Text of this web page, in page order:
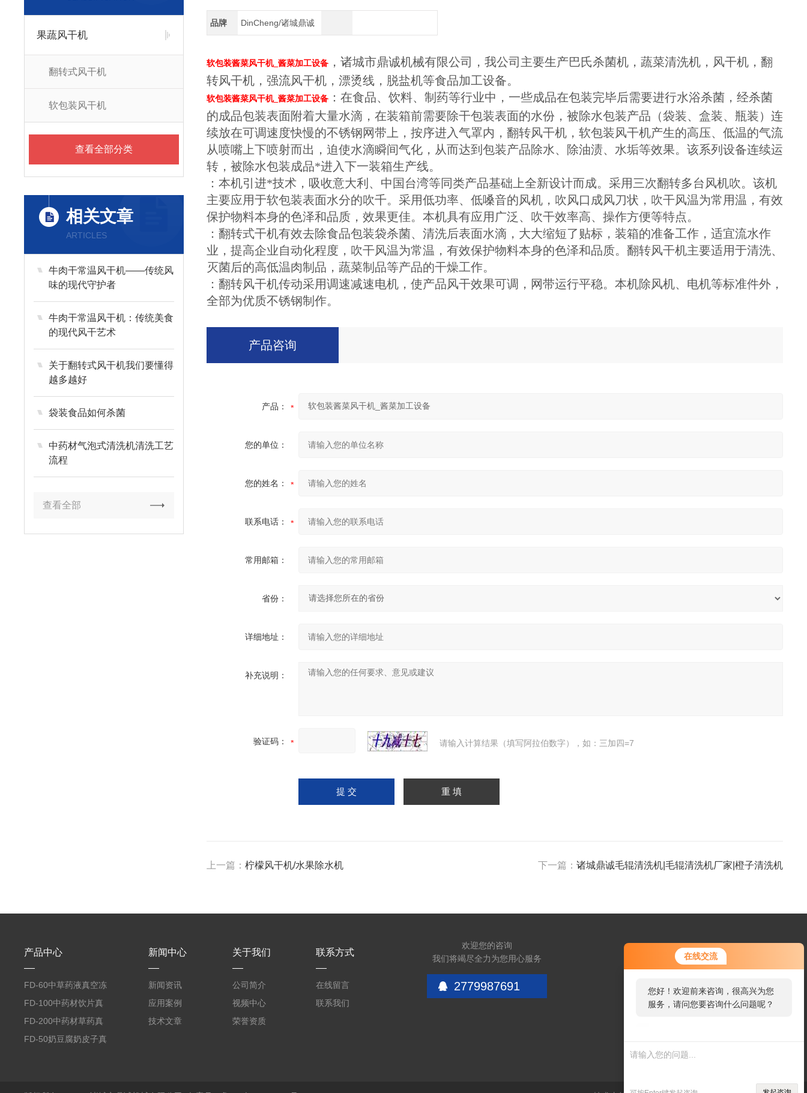
在线交流
您好！欢迎前来咨询，很高兴为您
服务，请问您要咨询什么问题呢？
您好，看您停留很久了，是否找到
了需求产品，您可以直接在线与我
果蔬风干机
翻转式风干机
软包装风干机
查看全部分类
相关文章
ARTICLES
牛肉干常温风干机——传统风
味的现代守护者
牛肉干常温风干机：传统美食
的现代风干艺术
关于翻转式风干机我们要懂得
越多越好
袋装食品如何杀菌
中药材气泡式清洗机清洗工艺
流程
查看全部
品牌 DinCheng/诸城鼎诚
软包装酱菜风干机_酱菜加工设备，诸城市鼎诚机械有限公司，我公司主要生产巴氏杀菌机，蔬菜清洗机，风干机，翻
转风干机，强流风干机，漂烫线，脱盐机等食品加工设备。
软包装酱菜风干机_酱菜加工设备：在食品、饮料、制药等行业中，一些成品在包装完毕后需要进行水浴杀菌，经杀菌
的成品包装表面附着大量水滴，在装箱前需要除干包装表面的水份，被除水包装产品（袋装、盒装、瓶装）连
续放在可调速度快慢的不锈钢网带上，按序进入气罩内，翻转风干机，软包装风干机产生的高压、低温的气流
从喷嘴上下喷射而出，迫使水滴瞬间气化，从而达到包装产品除水、除油渍、水垢等效果。该系列设备连续运
转，被除水包装成品*进入下一装箱生产线。
：本机引进*技术，吸收意大利、中国台湾等同类产品基础上全新设计而成。采用三次翻转多台风机吹。该机
主要应用于软包装表面水分的吹千。采用低功率、低嗓音的风机，吹风口成风刀状，吹干风温为常用温，有效
保护物料本身的色泽和品质，效果更佳。本机具有应用广泛、吹干效率高、操作方便等特点。
：翻转式干机有效去除食品包装袋杀菌、清洗后表面水滴，大大缩短了贴标，装箱的准备工作，适宜流水作
业，提高企业自动化程度，吹干风温为常温，有效保护物料本身的色泽和品质。翻转风干机主要适用于清洗、
灭菌后的高低温肉制品，蔬菜制品等产品的干燥工作。
：翻转风干机传动采用调速减速电机，使产品风干效果可调，网带运行平稳。本机除风机、电机等标准件外，
全部为优质不锈钢制作。
产品咨询
产品：
您的单位：
您的姓名：
联系电话：
常用邮箱：
省份：
详细地址：
补充说明：
验证码： 请输入计算结果（填写阿拉伯数字），如：三加四=7
上一篇： 柠檬风干机/水果除水机 下一篇： 诸城鼎诚毛辊清洗机|毛辊清洗机厂家|橙子清洗机
产品中心
FD-60中草药液真空冻
干机
FD-100中药材饮片真
空冻干机
FD-200中药材草药真
空冻干机
FD-50奶豆腐奶皮子真
新闻中心
新闻资讯
应用案例
技术文章
关于我们
公司简介
视频中心
荣誉资质
联系方式
在线留言
联系我们
欢迎您的咨询
我们将竭尽全力为您用心服务
2779987691
扫码加微信